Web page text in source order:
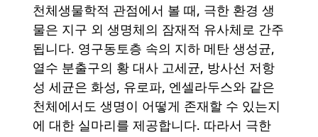
천체생물학적 관점에서 볼 때, 극한 환경 생
물은 지구 외 생명체의 잠재적 유사체로 간주
됩니다. 영구동토층 속의 지하 메탄 생성균,
열수 분출구의 황 대사 고세균, 방사선 저항
성 세균은 화성, 유로파, 엔셀라두스와 같은
천체에서도 생명이 어떻게 존재할 수 있는지
에 대한 실마리를 제공합니다. 따라서 극한